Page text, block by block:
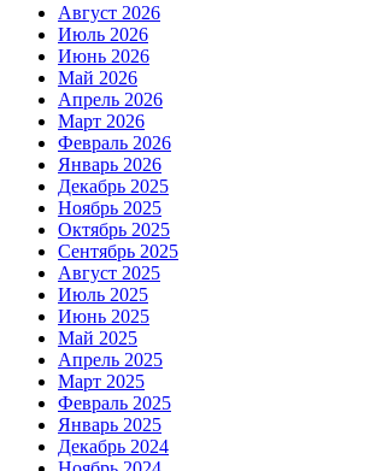
Август 2026
Июль 2026
Июнь 2026
Май 2026
Апрель 2026
Март 2026
Февраль 2026
Январь 2026
Декабрь 2025
Ноябрь 2025
Октябрь 2025
Сентябрь 2025
Август 2025
Июль 2025
Июнь 2025
Май 2025
Апрель 2025
Март 2025
Февраль 2025
Январь 2025
Декабрь 2024